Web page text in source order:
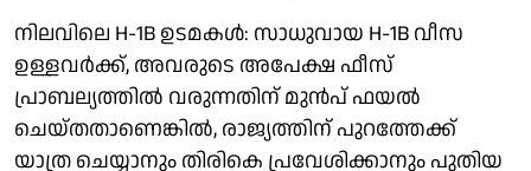
നിലവിലെ H-1B ഉടമകൾ: സാധുവായ H-1B വീസ
ഉള്ളവർക്ക്, അവരുടെ അപേക്ഷ ഫീസ്
പ്രാബല്യത്തിൽ വരുന്നതിന് മുൻപ് ഫയൽ
ചെയ്തതാണെങ്കിൽ, രാജ്യത്തിന് പുറത്തേക്ക്
യാത്ര ചെയ്യാനും തിരികെ പ്രവേശിക്കാനും പുതിയ